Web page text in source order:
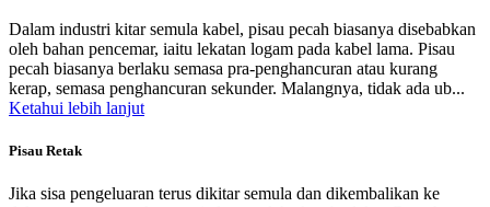
Dalam industri kitar semula kabel, pisau pecah biasanya disebabkan
oleh bahan pencemar, iaitu lekatan logam pada kabel lama. Pisau
pecah biasanya berlaku semasa pra-penghancuran atau kurang
kerap, semasa penghancuran sekunder. Malangnya, tidak ada ub...
Ketahui lebih lanjut
Pisau Retak
Jika sisa pengeluaran terus dikitar semula dan dikembalikan ke